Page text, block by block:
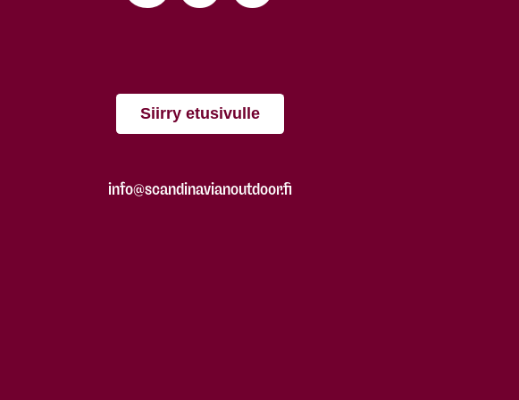
Siirry etusivulle
info@scandinavianoutdoor.fi